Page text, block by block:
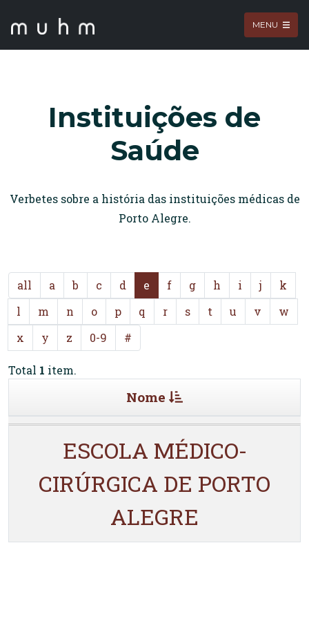
MENU
Instituições de
Saúde
Verbetes sobre a história das instituições médicas de
Porto Alegre.
all a b c d e f g h i j
k
l
m n o p q r s t u v
w
x
y z 0-9 #
Total 1 item.
Nome
ESCOLA MÉDICO-
CIRÚRGICA DE PORTO
ALEGRE